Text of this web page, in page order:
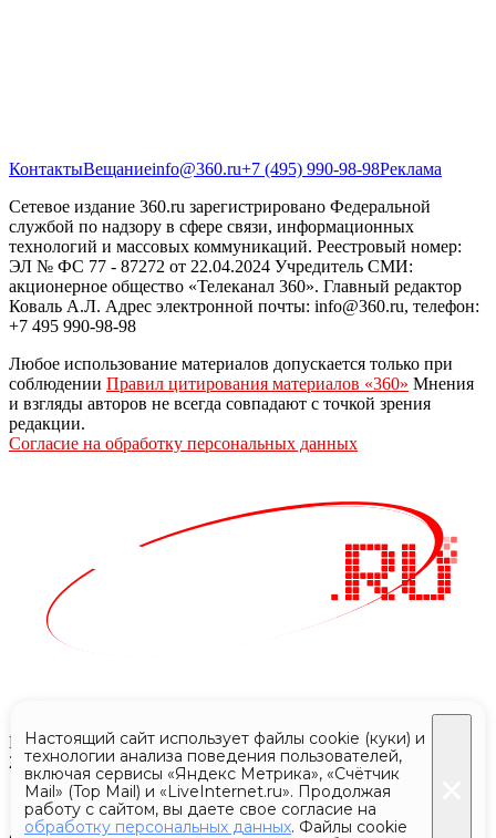
КонтактыВещаниеinfo@360.ru+7 (495) 990-98-98Реклама
Сетевое издание 360.ru зарегистрировано Федеральной
службой по надзору в сфере связи, информационных
технологий и массовых коммуникаций. Реестровый номер:
ЭЛ № ФС 77 - 87272 от 22.04.2024 Учредитель СМИ:
акционерное общество «Телеканал 360». Главный редактор
Коваль А.Л. Адрес электронной почты: info@360.ru, телефон:
+7 495 990-98-98
Любое использование материалов допускается только при
соблюдении Правил цитирования материалов «360» Мнения
и взгляды авторов не всегда совпадают с точкой зрения
редакции.
Согласие на обработку персональных данных
Все права защищены © АО «Телеканал 360»
2024 - 2026
Настоящий сайт использует файлы cookie (куки) и
технологии анализа поведения пользователей,
включая сервисы «Яндекс Метрика», «Счётчик
Mail» (Top Mail) и «LiveInternet.ru». Продолжая
работу с сайтом, вы даете свое согласие на
обработку персональных данных. Файлы cookie